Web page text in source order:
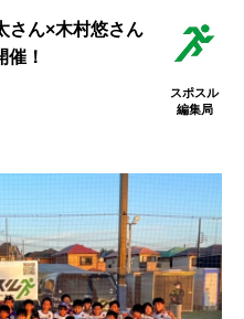
さん×木村悠さん
催！
スポスル
編集局